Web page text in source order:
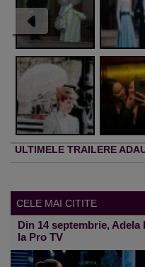
ULTIMELE TRAILERE
CELE MAI CITITE
Din 14 septembrie,
la Pro TV